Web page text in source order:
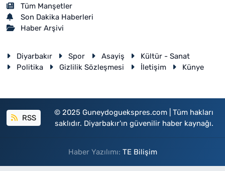
Tüm Manşetler
Son Dakika Haberleri
Haber Arşivi
Diyarbakır Spor Asayiş
Kültür - Sanat
Politika
Gizlilik Sözleşmesi İletişim Künye
RSS
© 2025 Guneydoguekspres.com | Tüm hakları
saklıdır. Diyarbakır'ın güvenilir haber kaynağı.
Haber Yazılımı: TE Bilişim